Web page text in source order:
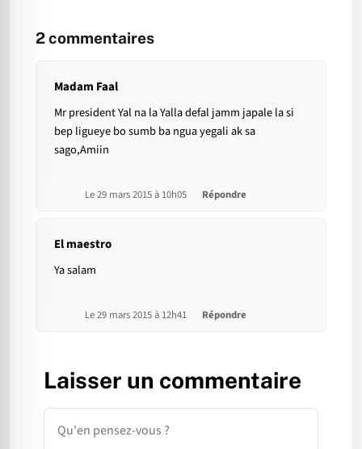
2commentaires
Madam Faal
Mr president Yal na la Yalla defal jamm japale la si
bep ligueye bo sumb ba ngua yegali ak sa
sago,Amiin
Le 29 mars 2015 à 10h05 Répondre
El maestro
Ya salam
Le 29 mars 2015 à 12h41 Répondre
Laisser un commentaire
Commentaire